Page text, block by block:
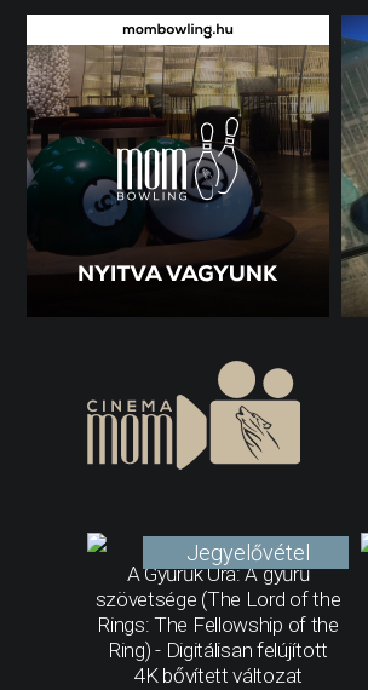
A Gyűrűk Ura: A gyűrű
szövetsége (The Lord of the
Rings: The Fellowship of the
Ring) - Digitálisan felújított
4K bővített változat
Jegyelővétel